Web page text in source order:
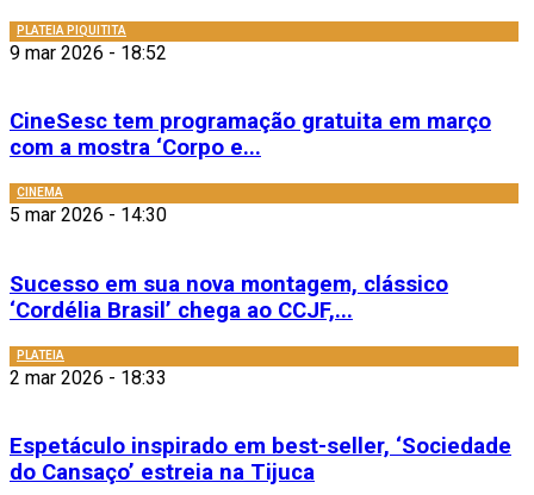
PLATEIA PIQUITITA
9 mar 2026 - 18:52
CineSesc tem programação gratuita em março
com a mostra ‘Corpo e...
CINEMA
5 mar 2026 - 14:30
Sucesso em sua nova montagem, clássico
‘Cordélia Brasil’ chega ao CCJF,...
PLATEIA
2 mar 2026 - 18:33
Espetáculo inspirado em best-seller, ‘Sociedade
do Cansaço’ estreia na Tijuca